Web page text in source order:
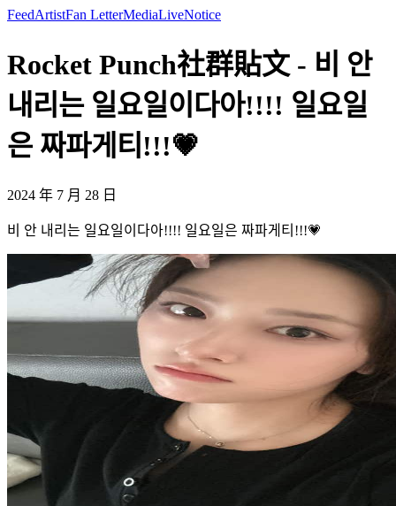
FeedArtistFan LetterMediaLiveNotice
Rocket Punch社群貼文 - 비 안
내리는 일요일이다아!!!! 일요일
은 짜파게티!!!💗
2024 年 7 月 28 日
비 안 내리는 일요일이다아!!!! 일요일은 짜파게티!!!💗